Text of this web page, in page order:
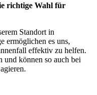
richtige Wahl für
Standort in
ermöglichen es uns,
effektiv zu helfen.
und können so auch bei